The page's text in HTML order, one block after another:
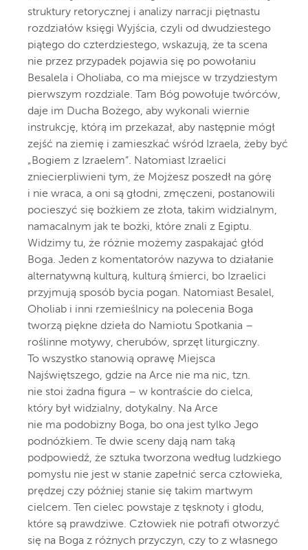
struktury retorycznej i analizy narracji piętnastu
rozdziałów księgi Wyjścia, czyli od dwudziestego
piątego do czterdziestego, wskazują, że ta scena
nie przez przypadek pojawia się po powołaniu
Besalela i Oholiaba, co ma miejsce w trzydziestym
pierwszym rozdziale. Tam Bóg powołuje twórców,
daje im Ducha Bożego, aby wykonali wiernie
instrukcję, którą im przekazał, aby następnie mógł
zejść na ziemię i zamieszkać wśród Izraela, żeby być
„Bogiem z Izraelem”. Natomiast Izraelici
zniecierpliwieni tym, że Mojżesz poszedł na górę
i nie wraca, a oni są głodni, zmęczeni, postanowili
pocieszyć się bożkiem ze złota, takim widzialnym,
namacalnym jak te bożki, które znali z Egiptu.
Widzimy tu, że różnie możemy zaspakajać głód
Boga. Jeden z komentatorów nazywa to działanie
alternatywną kulturą, kulturą śmierci, bo Izraelici
przyjmują sposób bycia pogan. Natomiast Besalel,
Oholiab i inni rzemieślnicy na polecenia Boga
tworzą piękne dzieła do Namiotu Spotkania –
roślinne motywy, cherubów, sprzęt liturgiczny.
To wszystko stanowią oprawę Miejsca
Najświętszego, gdzie na Arce nie ma nic, tzn.
nie stoi żadna figura – w kontraście do cielca,
który był widzialny, dotykalny. Na Arce
nie ma podobizny Boga, bo ona jest tylko Jego
podnóżkiem. Te dwie sceny dają nam taką
podpowiedź, że sztuka tworzona według ludzkiego
pomysłu nie jest w stanie zapełnić serca człowieka,
prędzej czy później stanie się takim martwym
cielcem. Ten cielec powstaje z tęsknoty i głodu,
które są prawdziwe. Człowiek nie potrafi otworzyć
się na Boga z różnych przyczyn, czy to z własnego